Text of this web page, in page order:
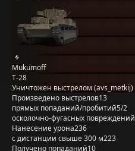
Mukumoff
Т-28
Уничтожен выстрелом (avs_metkij)
Произведено выстрелов13
прямых попаданий/пробитий5/2
осколочно-фугасных повреждений
Нанесение урона236
с дистанции свыше 300 м223
Получено попаданий10